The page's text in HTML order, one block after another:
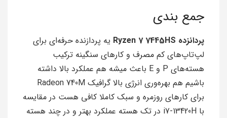
جمع بندی
پردانزده Ryzen 7 7445HS
یه پردازنده حرفه‌ای برای
لپ‌تاپ‌های کم مصرف و کارهای سنگینه ترکیب
هسته‌های P و E باعث میشه هم عملکرد بالا داشته
باشیم هم بهره‌وری انرژی بالا گرافیک Radeon 740M
برای کارهای روزمره و سبک کاملا کافی هست در مقایسه
با i7-13420H در تک هسته عملکرد بهتر و در چند هسته